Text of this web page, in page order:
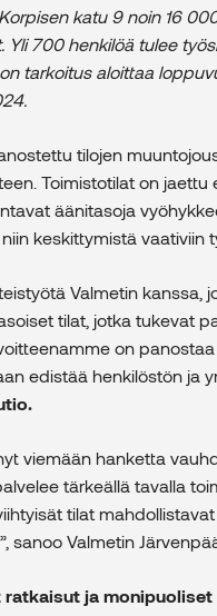
katu 9 noin 16
Yli 700 henkilöä tulee
tarkoitus aloittaa
tilojen
Toimistotilat on jaettu
äänitasoja
keskittymistä vaativiin
Valmetin
tilat, jotka tukevat
on
edistää henkilöstön ja
viemään hanketta
tärkeällä tavalla
tilat
sanoo Valmetin
ja